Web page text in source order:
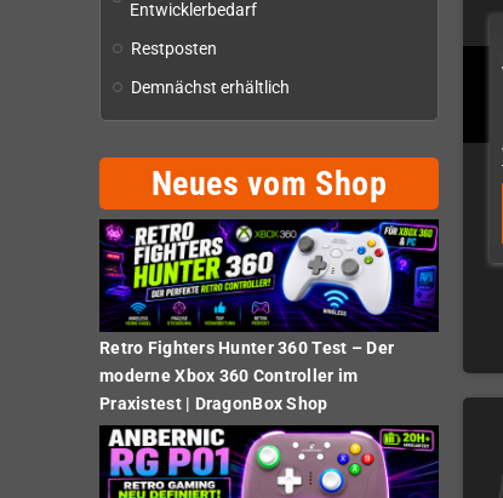
Entwicklerbedarf
Restposten
Demnächst erhältlich
Neues vom Shop
Retro Fighters Hunter 360 Test – Der
moderne Xbox 360 Controller im
Praxistest | DragonBox Shop